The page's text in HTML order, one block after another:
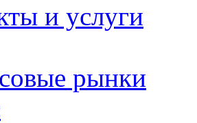
и услуги
рынки